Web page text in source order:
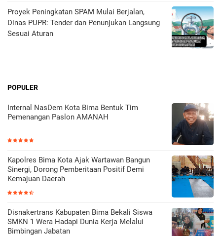
Proyek Peningkatan SPAM Mulai Berjalan,
Dinas PUPR: Tender dan Penunjukan Langsung
Sesuai Aturan
POPULER
Internal NasDem Kota Bima Bentuk Tim
Pemenangan Paslon AMANAH
Kapolres Bima Kota Ajak Wartawan Bangun
Sinergi, Dorong Pemberitaan Positif Demi
Kemajuan Daerah
Disnakertrans Kabupaten Bima Bekali Siswa
SMKN 1 Wera Hadapi Dunia Kerja Melalui
Bimbingan Jabatan